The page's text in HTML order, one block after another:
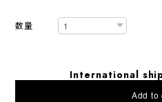
数量
International
Add to